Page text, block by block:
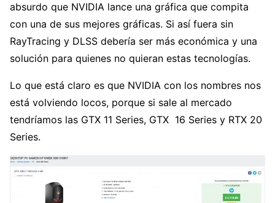
absurdo que NVIDIA lance una gráfica que compita
con una de sus mejores gráficas. Si así fuera sin
RayTracing y DLSS debería ser más económica y una
solución para quienes no quieran estas tecnologías.
Lo que está claro es que NVIDIA con los nombres nos
está volviendo locos, porque si sale al mercado
tendríamos las GTX 11 Series, GTX 16 Series y RTX 20
Series.